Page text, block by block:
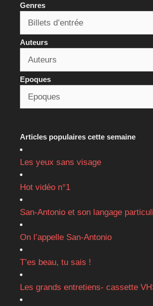
Genres
Auteurs
Epoques
Articles populaires cette semaine
Les yeux sans visage
Hot vidéo n°1
San-Antonio et son langage
On l’appelle San-Antonio
T’es beau, tu sais !
Les grands entretiens- cassette